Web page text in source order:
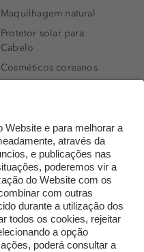
Maquilhagem natural
Protetor solar para
Cabelo
Cosméticos coreanos
Perfumes árabes
Novidades
Melhores Perfumes
Femininos
TOP 10: Perfumes
Masculinos
Pestanas Postiças
Creme Rosto Homem